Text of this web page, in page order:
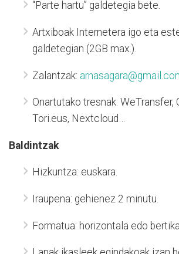
“Parte hartu” galdetegia bete.
Artxiboak Internetera igo eta
galdetegian (2GB max.).
Zalantzak:
Onartutako tresnak: WeTransfer,
Tori.eus, Nextcloud…
Baldintzak
Hizkuntza: euskara.
Iraupena: gehienez 2 minutu.
Formatua: horizontala edo